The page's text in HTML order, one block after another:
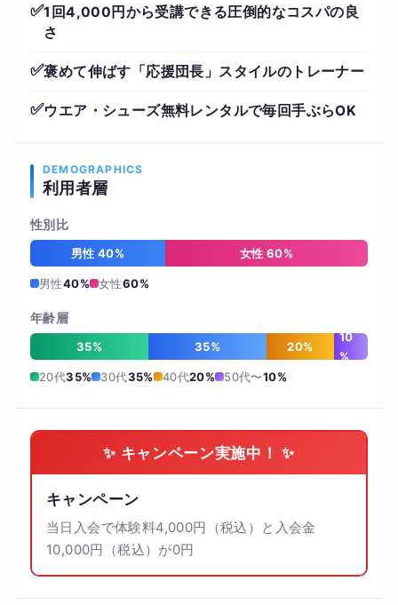
✅1回4,000円から受講できる圧倒的なコスパの良
さ
✅褒めて伸ばす「応援団長」スタイルのトレーナー
✅ウエア・シューズ無料レンタルで毎回手ぶらOK
DEMOGRAPHICS
利用者層
性別比
男性 40% 女性 60%
男性40% 女性60%
年齢層
35% 35% 20%
10
%
20代35% 30代35% 40代20% 50代〜10%
✨ キャンペーン実施中！ ✨
キャンペーン
当日入会で体験料4,000円（税込）と入会金
10,000円（税込）が0円